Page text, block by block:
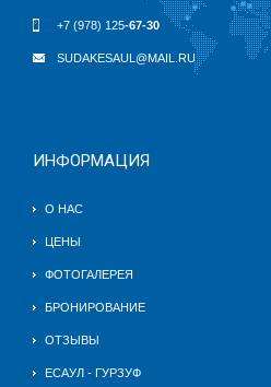
+7 (978) 125-67-30
SUDAKESAUL@MAIL.RU
ИНФОРМАЦИЯ
О НАС
ЦЕНЫ
ФОТОГАЛЕРЕЯ
БРОНИРОВАНИЕ
ОТЗЫВЫ
ЕСАУЛ - ГУРЗУФ